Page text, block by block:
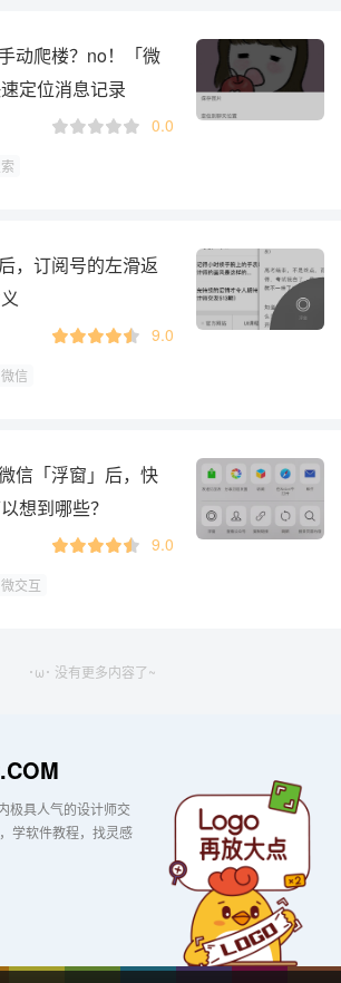
动爬楼？no！「微
定位消息记录
0.0
，订阅号的左滑返
9.0
微信
信「浮窗」后，快
想到哪些？
9.0
微交互
･ω･ 没有更多内容了~
极具人气的设计师交
学软件教程，找灵感